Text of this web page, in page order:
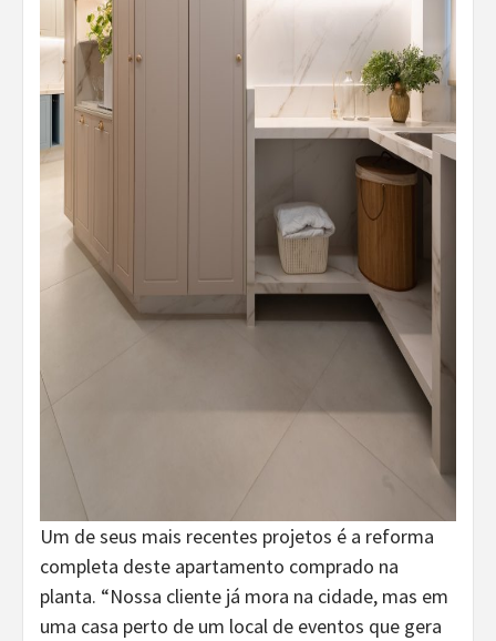
Um de seus mais recentes projetos é a reforma
completa deste apartamento comprado na
planta. “Nossa cliente já mora na cidade, mas em
uma casa perto de um local de eventos que gera